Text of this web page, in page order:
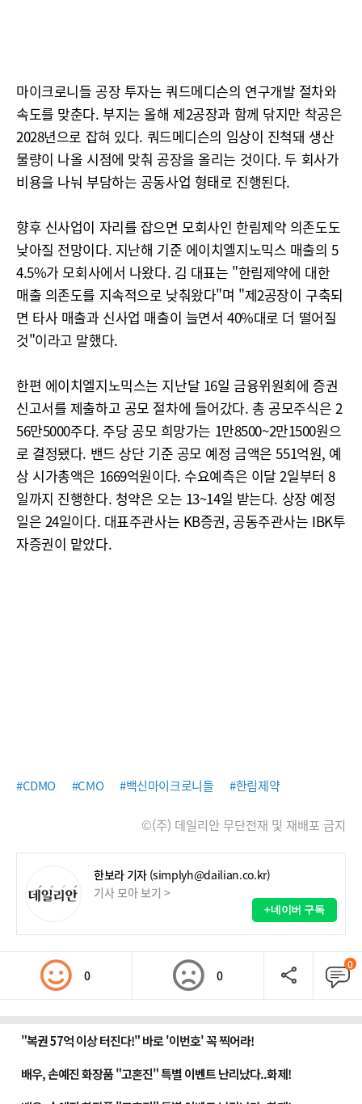
마이크로니들 공장 투자는 쿼드메디슨의 연구개발 절차와
속도를 맞춘다. 부지는 올해 제2공장과 함께 닦지만 착공은
2028년으로 잡혀 있다. 쿼드메디슨의 임상이 진척돼 생산
물량이 나올 시점에 맞춰 공장을 올리는 것이다. 두 회사가
비용을 나눠 부담하는 공동사업 형태로 진행된다.
향후 신사업이 자리를 잡으면 모회사인 한림제약 의존도도
낮아질 전망이다. 지난해 기준 에이치엘지노믹스 매출의 5
4.5%가 모회사에서 나왔다. 김 대표는 "한림제약에 대한
매출 의존도를 지속적으로 낮춰왔다"며 "제2공장이 구축되
면 타사 매출과 신사업 매출이 늘면서 40%대로 더 떨어질
것"이라고 말했다.
한편 에이치엘지노믹스는 지난달 16일 금융위원회에 증권
신고서를 제출하고 공모 절차에 들어갔다. 총 공모주식은 2
56만5000주다. 주당 공모 희망가는 1만8500~2만1500원으
로 결정됐다. 밴드 상단 기준 공모 예정 금액은 551억원, 예
상 시가총액은 1669억원이다. 수요예측은 이달 2일부터 8
일까지 진행한다. 청약은 오는 13~14일 받는다. 상장 예정
일은 24일이다. 대표주관사는 KB증권, 공동주관사는 IBK투
자증권이 맡았다.
#CDMO #CMO #백신마이크로니들 #한림제약
©(주) 데일리안 무단전재 및 재배포 금지
한보라 기자 (simplyh@dailian.co.kr)
기사 모아 보기 >
+네이버 구독
0 0
0